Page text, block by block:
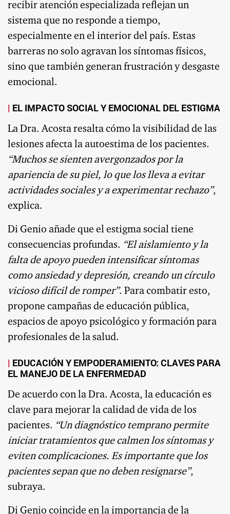
recibir atención especializada reflejan un
sistema que no responde a tiempo,
especialmente en el interior del país. Estas
barreras no solo agravan los síntomas físicos,
sino que también generan frustración y desgaste
emocional.
EL IMPACTO SOCIAL Y EMOCIONAL DEL ESTIGMA
La Dra. Acosta resalta cómo la visibilidad de las
lesiones afecta la autoestima de los pacientes.
“Muchos se sienten avergonzados por la
apariencia de su piel, lo que los lleva a evitar
actividades sociales y a experimentar rechazo”,
explica.
Di Genio añade que el estigma social tiene
consecuencias profundas. “El aislamiento y la
falta de apoyo pueden intensificar síntomas
como ansiedad y depresión, creando un círculo
vicioso difícil de romper”. Para combatir esto,
propone campañas de educación pública,
espacios de apoyo psicológico y formación para
profesionales de la salud.
EDUCACIÓN Y EMPODERAMIENTO: CLAVES PARA
EL MANEJO DE LA ENFERMEDAD
De acuerdo con la Dra. Acosta, la educación es
clave para mejorar la calidad de vida de los
pacientes. “Un diagnóstico temprano permite
iniciar tratamientos que calmen los síntomas y
eviten complicaciones. Es importante que los
pacientes sepan que no deben resignarse”,
subraya.
Di Genio coincide en la importancia de la